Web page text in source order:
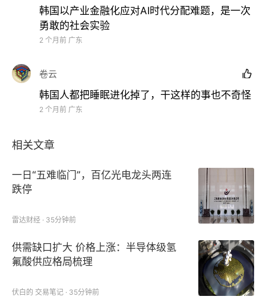
30-34岁黄金育龄的女性，恰好是韩国
出生超70
万），纯粹是由于这几年进入生育结婚期的
人口基数变大了。
下一次反弹对应的是
但是，这必然不是最重要的原因。
只靠婴儿潮的基数就能实现生育反弹？我们这边怎么就
没这回事呢？
韩国以产业金融化应对AI时代分配难题，是一次
勇敢的社会实验
2 个月前 广东
卷云 
韩国人都把睡眠进化掉了，干这样的事也不奇怪
2 个月前 广东
相关文章
一日“五难临门”，百亿光电龙头两连
跌停
雷达财经 · 35分钟前
供需缺口扩大 价格上涨：半导体级氢
氟酸供应格局梳理
伏白的 交易笔记 · 35分钟前